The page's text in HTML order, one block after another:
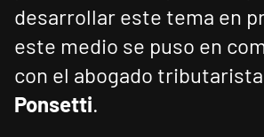
desarrollar este tema en
este medio se puso en
con el abogado
Ponsetti.